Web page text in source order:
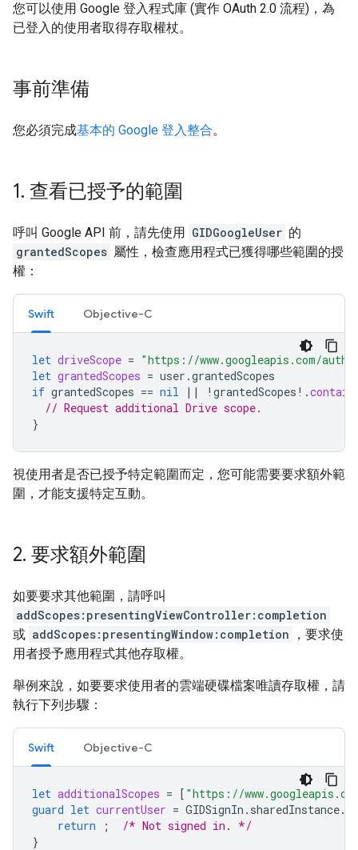
您可以使用 Google 登入程式庫 (實作 OAuth 2.0 流程)，為
已登入的使用者取得存取權杖。
事前準備
您必須完成基本的 Google 登入整合。
1. 查看已授予的範圍
呼叫 Google API 前，請先使用 GIDGoogleUser 的
grantedScopes 屬性，檢查應用程式已獲得哪些範圍的授
權：
Swift Objective-C
let driveScope = "https://www.googleapis.com/
let grantedScopes = user .grantedScopes
if grantedScopes == nil || ! grantedScopes !.
// Request additional Drive scope.
}
視使用者是否已授予特定範圍而定，您可能需要要求額外範
圍，才能支援特定互動。
2. 要求額外範圍
如要要求其他範圍，請呼叫
addScopes:presentingViewController:completion
或 addScopes:presentingWindow:completion
，要求使
用者授予應用程式其他存取權。
舉例來說，如要要求使用者的雲端硬碟檔案唯讀存取權，請
執行下列步驟：
Swift Objective-C
let additionalScopes = [ "https://
guard let currentUser = GIDSignIn . sharedInstance.
return
;
/* Not signed in. */
}